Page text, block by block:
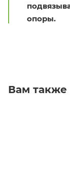
опоры.
Вам также